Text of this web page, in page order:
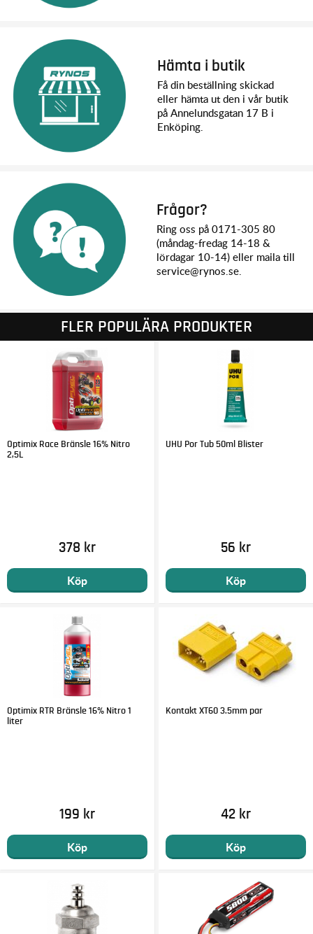
Hämta i butik
Få din beställning skickad
eller hämta ut den i vår butik
på Annelundsgatan 17 B i
Enköping.
Frågor?
Ring oss på 0171-305 80
(måndag-fredag 14-18 &
lördagar 10-14) eller maila till
service@rynos.se.
FLER POPULÄRA PRODUKTER
Optimix Race Bränsle 16% Nitro
2,5L
378 kr
Köp
UHU Por Tub 50ml Blister
56 kr
Köp
Optimix RTR Bränsle 16% Nitro 1
liter
199 kr
Köp
Kontakt XT60 3.5mm par
42 kr
Köp